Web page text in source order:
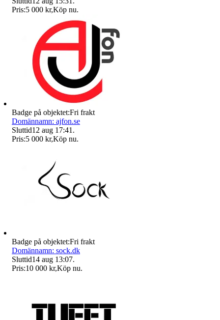
Pris:5 000 kr,Köp nu.
Badge på objektet:Fri frakt
Domännamn: ajfon.se
Sluttid12 aug 17:41 .
Pris:5 000 kr,Köp nu.
Badge på objektet:Fri frakt
Domännamn: sock.dk
Sluttid14 aug 13:07.
Pris:10 000 kr,Köp nu.